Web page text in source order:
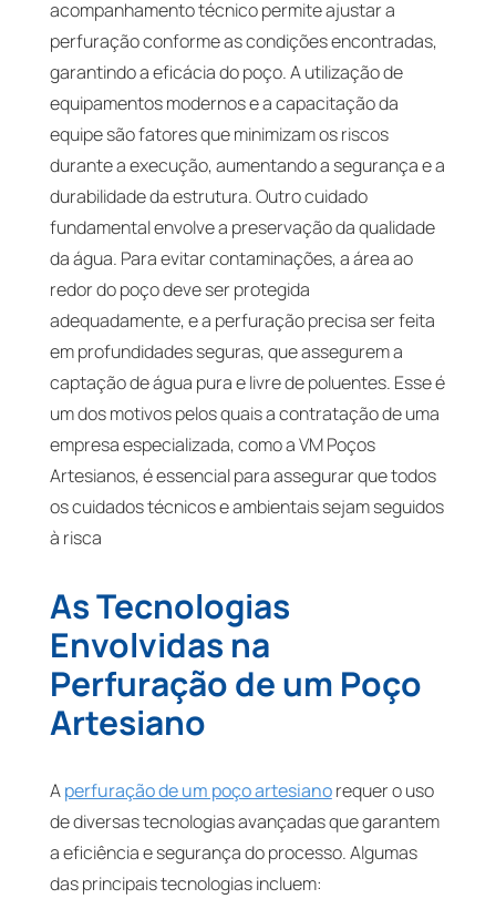
acompanhamento técnico permite ajustar a
perfuração conforme as condições encontradas,
garantindo a eficácia do poço. A utilização de
equipamentos modernos e a capacitação da
equipe são fatores que minimizam os riscos
durante a execução, aumentando a segurança e a
durabilidade da estrutura. Outro cuidado
fundamental envolve a preservação da qualidade
da água. Para evitar contaminações, a área ao
redor do poço deve ser protegida
adequadamente, e a perfuração precisa ser feita
em profundidades seguras, que assegurem a
captação de água pura e livre de poluentes. Esse é
um dos motivos pelos quais a contratação de uma
empresa especializada, como a VM Poços
Artesianos, é essencial para assegurar que todos
os cuidados técnicos e ambientais sejam seguidos
à risca
As Tecnologias
Envolvidas na
Perfuração de um Poço
Artesiano
Aperfuração de um poço artesianorequer o uso
de diversas tecnologias avançadas que garantem
a eficiência e segurança do processo. Algumas
das principais tecnologias incluem: